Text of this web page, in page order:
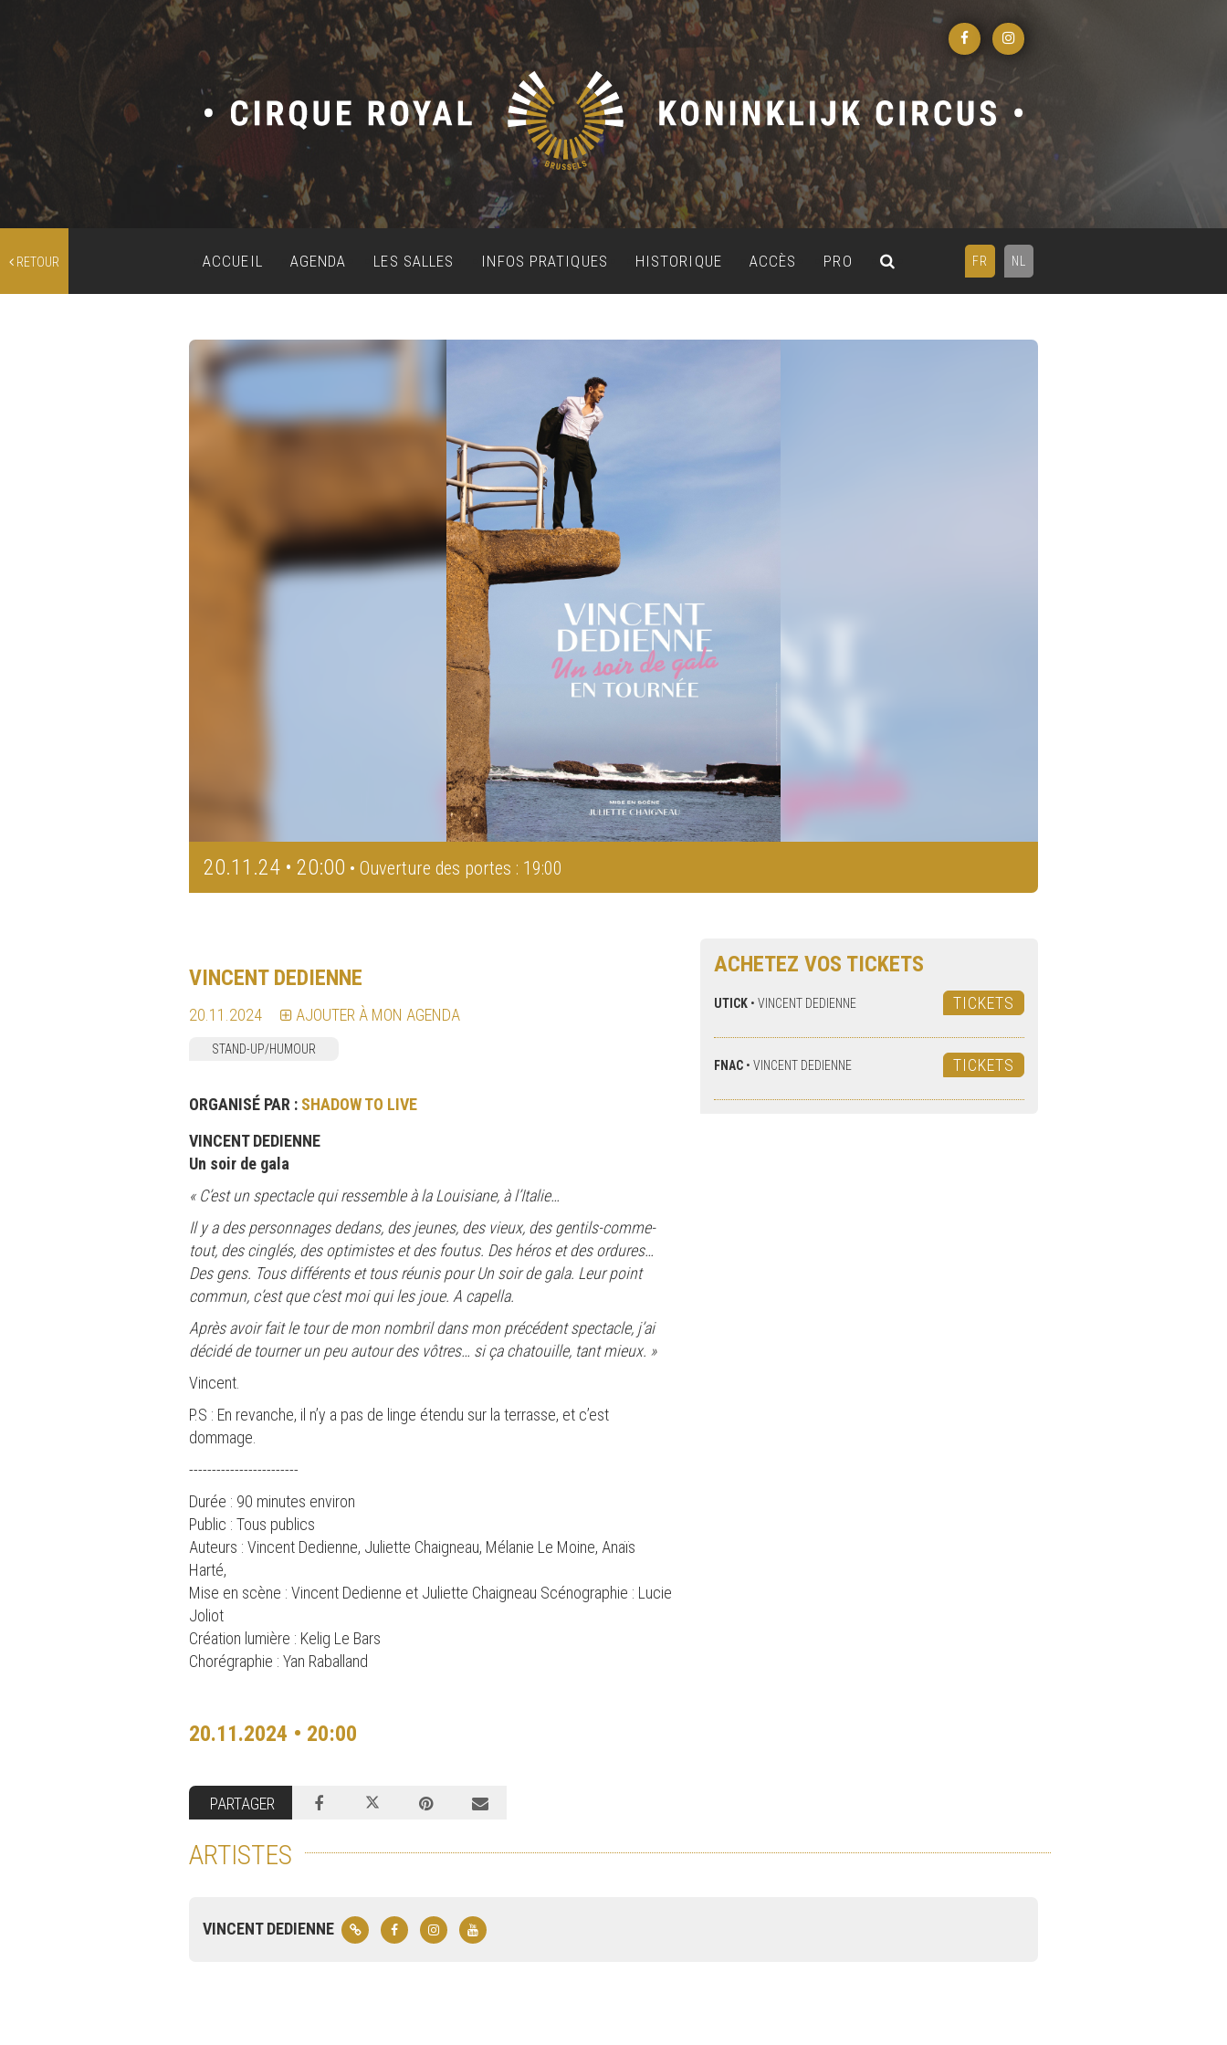
RETOUR FR NL
ACCUEIL AGENDA LES SALLES INFOS PRATIQUES HISTORIQUE ACCÈS PRO
20.11.24 • 20:00 • Ouverture des portes : 19:00
ACHETEZ VOS TICKETS
UTICK • VINCENT DEDIENNE TICKETS
FNAC • VINCENT DEDIENNE TICKETS
VINCENT DEDIENNE
20.11.2024 AJOUTER À MON AGENDA
STAND-UP/HUMOUR
ORGANISÉ PAR : SHADOW TO LIVE
VINCENT DEDIENNE
Un soir de gala
« C’est un spectacle qui ressemble à la Louisiane, à l’Italie…
Il y a des personnages dedans, des jeunes, des vieux, des gentils-comme-
tout, des cinglés, des optimistes et des foutus. Des héros et des ordures…
Des gens. Tous différents et tous réunis pour Un soir de gala. Leur point
commun, c’est que c’est moi qui les joue. A capella.
Après avoir fait le tour de mon nombril dans mon précédent spectacle, j’ai
décidé de tourner un peu autour des vôtres… si ça chatouille, tant mieux. »
Vincent.
P.S : En revanche, il n’y a pas de linge étendu sur la terrasse, et c’est
dommage.
------------------------
Durée : 90 minutes environ
Public : Tous publics
Auteurs : Vincent Dedienne, Juliette Chaigneau, Mélanie Le Moine, Anaïs
Harté,
Mise en scène : Vincent Dedienne et Juliette Chaigneau Scénographie : Lucie
Joliot
Création lumière : Kelig Le Bars
Chorégraphie : Yan Raballand
20.11.2024 • 20:00
PARTAGER
ARTISTES
VINCENT DEDIENNE